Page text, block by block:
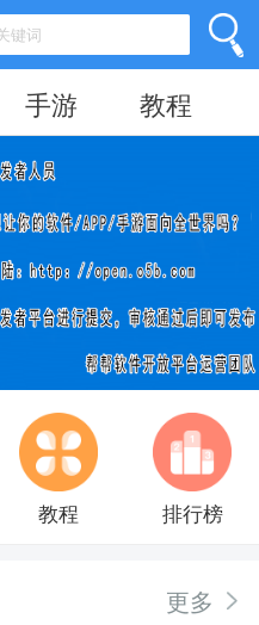
手游 教程
教程 排行榜
更多